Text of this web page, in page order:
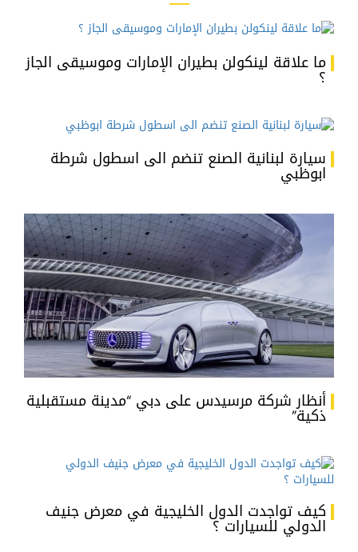
ما علاقة لينكولن بطيران الإمارات وموسيقى الجاز
؟
سيارة لبنانية الصنع تنضم الى اسطول شرطة
ابوظبي
أنظار شركة مرسيدس على دبي “مدينة مستقبلية
ذكية”
كيف تواجدت الدول الخليجية في معرض جنيف
الدولي للسيارات ؟